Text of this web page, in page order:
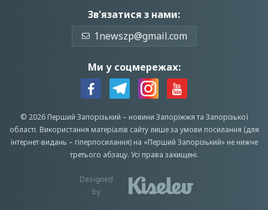
Зв'язатися з нами:
1newszp@gmail.com
Ми у соцмережах:
© 2026 Перший Запорізький – новини Запоріжжята Запорізької
області. Використання матеріалів сайту лише за умови посилання (для
інтернет-видань – гіперпосилання) на «Перший Запорiзький» не нижче
третього абзацу. Усi права захищенi.
Designed
by